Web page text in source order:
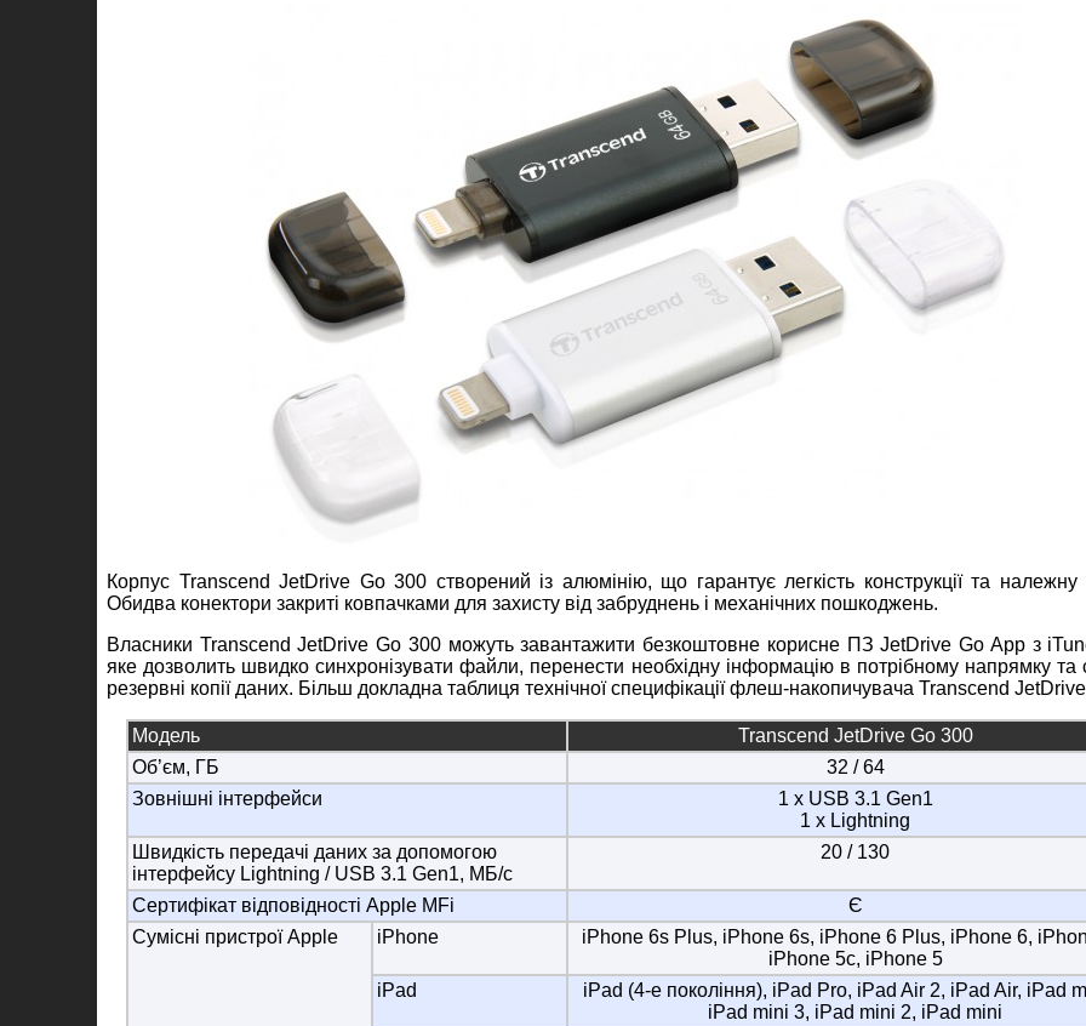
Корпус Transcend JetDrive Go 300 створений із алюмінію, що гарантує легкість конструкції та належну
Обидва конектори закриті ковпачками для захисту від забруднень і механічних пошкоджень.
Власники Transcend JetDrive Go 300 можуть завантажити безкоштовне корисне ПЗ JetDrive Go App з
яке дозволить швидко синхронізувати файли, перенести необхідну інформацію в потрібному напрямку та
резервні копії даних. Більш докладна таблиця технічної специфікації флеш-накопичувача Transcend
Модель
Transcend JetDrive Go 300
Об’єм, ГБ
32 / 64
Зовнішні інтерфейси
1 х USB 3.1 Gen1
1 х Lightning
Швидкість передачі даних за допомогою
інтерфейсу Lightning / USB 3.1 Gen1, МБ/с
20 / 130
Сертифікат відповідності Apple MFi
Є
Сумісні пристрої Apple
iPhone
iPhone 6s Plus, iPhone 6s, iPhone 6 Plus, iPhone 6,
iPhone 5c, iPhone 5
iPad
iPad (4-е покоління), iPad Pro, iPad Air 2, iPad Air, iPad
iPad mini 3, iPad mini 2, iPad mini